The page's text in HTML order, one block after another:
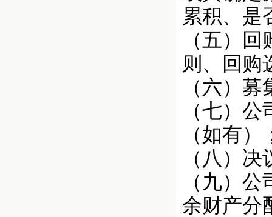
累积、是
（五）
则、回购
（六）
（七）
（如有）
（八）
（九）
余财产分